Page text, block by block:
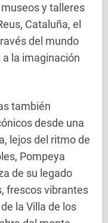
y talleres
Cataluña, el
del mundo
la imaginación
también
desde una
lejos del ritmo de
Pompeya
de su legado
frescos vibrantes
la Villa de los